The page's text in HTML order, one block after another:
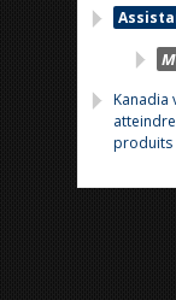
Kanadia
produits